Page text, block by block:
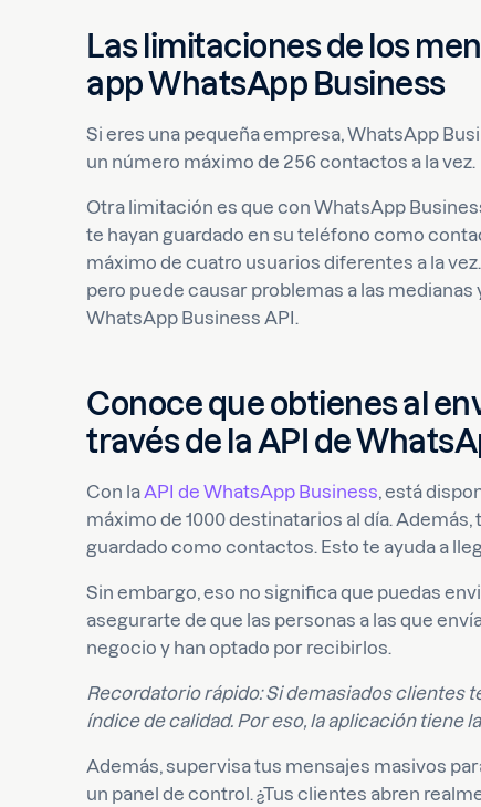
Las limitaciones de los
app WhatsApp Business
Si eres una pequeña empresa, WhatsApp
un número máximo de 256 contactos a la vez.
Otra limitación es que con WhatsApp
te hayan guardado en su teléfono como
máximo de cuatro usuarios diferentes a la
pero puede causar problemas a las medianas
WhatsApp Business API.
Conoce que obtienes al
través de la API de
Con la API de WhatsApp Business, está
máximo de 1000 destinatarios al día.
guardado como contactos. Esto te ayuda a
Sin embargo, eso no significa que puedas
asegurarte de que las personas a las que
negocio y han optado por recibirlos.
Recordatorio rápido: Si demasiados clientes
índice de calidad. Por eso, la aplicación tiene
Además, supervisa tus mensajes masivos
un panel de control. ¿Tus clientes abren